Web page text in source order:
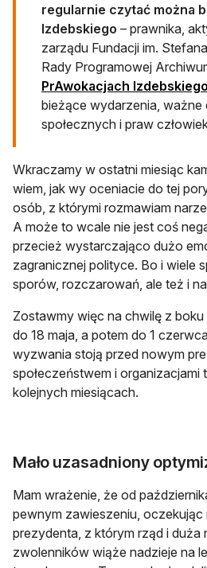
regularnie czytać można
Izdebskiego – prawnika,
zarządu Fundacji im.
Rady Programowej
PrAwokacjach Izdebskiego
bieżące wydarzenia, ważne
społecznych i praw
Wkraczamy w ostatni miesiąc
wiem, jak wy oceniacie do tej
osób, z którymi rozmawiam
A może to wcale nie jest coś
przecież wystarczająco dużo
zagranicznej polityce. Bo i wiele
sporów, rozczarowań, ale też i
Zostawmy więc na chwilę z boku
do 18 maja, a potem do 1
wyzwania stoją przed nowym
społeczeństwem i
kolejnych miesiącach.
Mało uzasadniony
Mam wrażenie, że od
pewnym zawieszeniu,
prezydenta, z którym rząd i duża
zwolenników wiąże nadzieje na